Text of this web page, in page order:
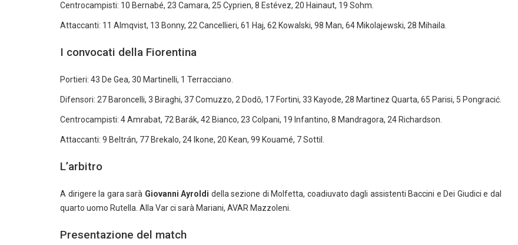
Centrocampisti: 10 Bernabé, 23 Camara, 25 Cyprien, 8 Estévez, 20 Hainaut, 19 Sohm.
Attaccanti: 11 Almqvist, 13 Bonny, 22 Cancellieri, 61 Haj, 62 Kowalski, 98 Man, 64 Mikolajewski, 28 Mihaila.
I convocati della Fiorentina
Portieri: 43 De Gea, 30 Martinelli, 1 Terracciano.
Difensori: 27 Baroncelli, 3 Biraghi, 37 Comuzzo, 2 Dodō, 17 Fortini, 33 Kayode, 28 Martinez Quarta, 65 Parisi, 5 Pongracić.
Centrocampisti: 4 Amrabat, 72 Barák, 42 Bianco, 23 Colpani, 19 Infantino, 8 Mandragora, 24 Richardson.
Attaccanti: 9 Beltrán, 77 Brekalo, 24 Ikone, 20 Kean, 99 Kouamé, 7 Sottil.
L’arbitro
A dirigere la gara sarà Giovanni Ayroldi della sezione di Molfetta, coadiuvato dagli assistenti Baccini e Dei Giudici e dal
quarto uomo Rutella. Alla Var ci sarà Mariani, AVAR Mazzoleni.
Presentazione del match